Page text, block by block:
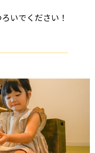
いでください！